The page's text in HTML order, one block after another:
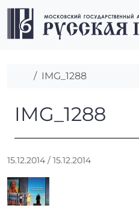
Перейти к содержимому
Перейти к футеру
Главная
IMG_1288
IMG_1288
IMG_1288
15.12.2014 / 15.12.2014